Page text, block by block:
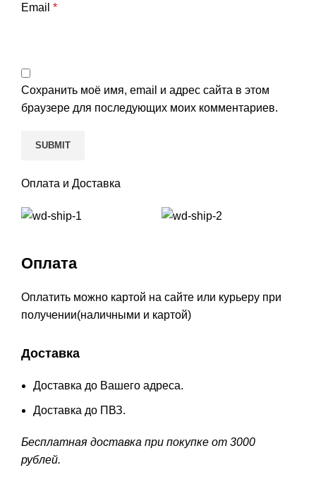
Email *
Сохранить моё имя, email и адрес сайта в этом
браузере для последующих моих комментариев.
Оплата и Доставка
Оплата
Оплатить можно картой на сайте или курьеру при
получении(наличными и картой)
Доставка
Доставка до Вашего адреса.
Доставка до ПВЗ.
Бесплатная доставка при покупке от 3000
рублей.